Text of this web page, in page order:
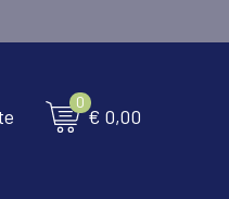
0
€ 0,00